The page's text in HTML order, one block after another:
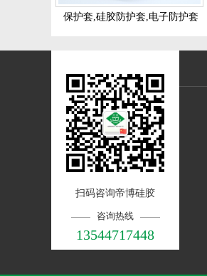
保护套,硅胶防护套,电子防护套
扫码咨询帝博硅胶
咨询热线
13544717448